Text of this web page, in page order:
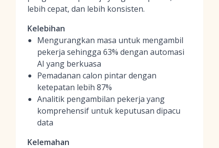
lebih cepat, dan lebih konsisten.
Kelebihan
Mengurangkan masa untuk mengambil
pekerja sehingga 63% dengan automasi
AI yang berkuasa
Pemadanan calon pintar dengan
ketepatan lebih 87%
Analitik pengambilan pekerja yang
komprehensif untuk keputusan dipacu
data
Kelemahan